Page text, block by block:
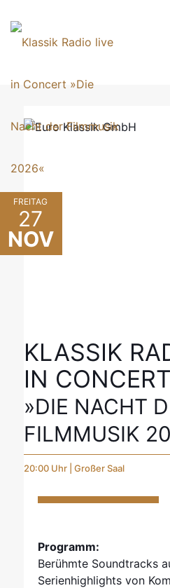
FREITAG
27
NOV
KLASSIK
IN CONCERT
»DIE NACHT
FILMMUSIK
20:00 Uhr | Großer Saal
Programm:
Berühmte Soundtracks
Serienhighlights von